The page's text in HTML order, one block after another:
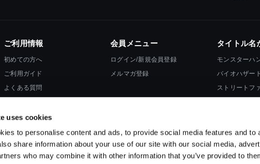
uses cookies
to personalise content and ads, to provide social media features and to
share information about your use of our site with our social media,
who may combine it with other information that you’ve provided to
ご利用情報
初めての方へ
ご利用ガイド
よくある質問
会員メニュー
ログイン/新規会員登録
メルマガ登録
タイトル名
モンスターハ
バイオハザー
ストリートフ